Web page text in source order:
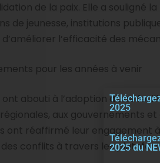
de la paix. Elle a souligné
de jeunesse, institutions
l’efficacité des
pour les années à venir
ont abouti à l’adoption d’une
aux gouvernements
ont réaffirmé leur engagement
conflits à travers les
2025
2025 du